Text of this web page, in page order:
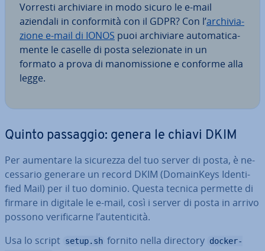
Vorresti ar­chi­via­re in modo sicuro le e-mail
aziendali in con­for­mi­tà con il GDPR? Con l’ar­chi­via­
zio­ne e-mail di IONOS puoi ar­chi­via­re au­to­ma­ti­ca­
men­te le caselle di posta se­le­zio­na­te in un
formato a prova di ma­no­mis­sio­ne e conforme alla
legge.
Quinto passaggio: genera le chiavi DKIM
Per aumentare la sicurezza del tuo server di posta, è ne­
ces­sa­rio generare un record DKIM (Do­main­Keys Iden­ti­
fied Mail) per il tuo dominio. Questa tecnica permette di
firmare in digitale le e-mail, così i server di posta in arrivo
possono ve­ri­fi­car­ne l’au­ten­ti­ci­tà.
Usa lo script setup.sh fornito nella directory docker-